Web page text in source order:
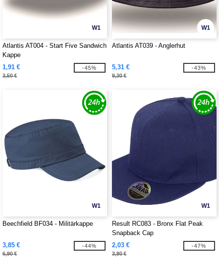
W1
Atlantis AT004 - Start Five Sandwich
Kappe
1,91 €
3,50 €
-45%
W1
Atlantis AT039 - Anglerhut
5,31 €
9,30 €
-43%
W1
Beechfield BF034 - Militärkappe
3,85 €
6,90 €
-44%
W1
Result RC083 - Bronx Flat Peak
Snapback Cap
2,03 €
3,80 €
-47%